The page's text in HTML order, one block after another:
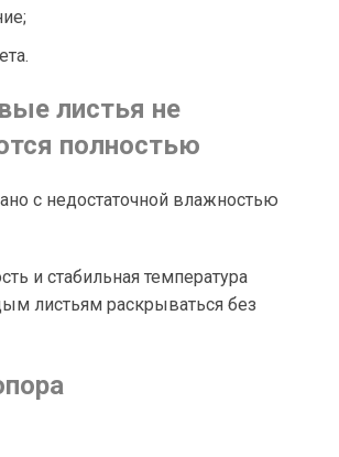
листья не
полностью
с недостаточной влажностью
и стабильная температура
листьям раскрываться без